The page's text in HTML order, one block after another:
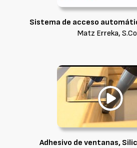
Sistema de acceso
Matz Erreka,
Adhesivo de ventanas,